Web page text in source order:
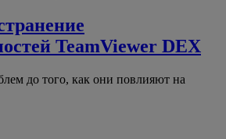
TeamViewer DEX
до того, как они повлияют на